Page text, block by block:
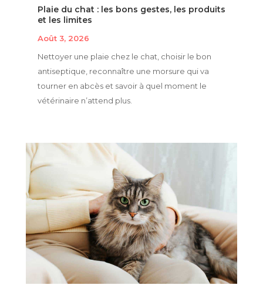
Plaie du chat : les bons gestes, les produits
et les limites
Août 3, 2026
Nettoyer une plaie chez le chat, choisir le bon
antiseptique, reconnaître une morsure qui va
tourner en abcès et savoir à quel moment le
vétérinaire n’attend plus.